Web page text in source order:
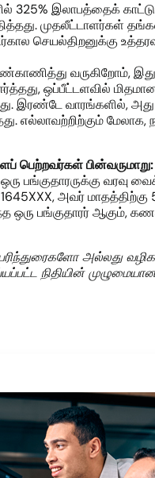
325% இலாபத்தைக்
முதலீட்டாளர்கள்
செயல்திறனுக்கு
வருகிறோம்,
ஒப்பீட்டளவில் மிதமான
இரண்டே வாரங்களில்,
எல்லாவற்றிற்கும்
பெற்றவர்கள்பின்வருமாறு:
பங்குதாரருக்கு வரவு
அவர் மாதத்திற்கு
பங்குதாரர் ஆகும்,
அல்லது
நிதியின்